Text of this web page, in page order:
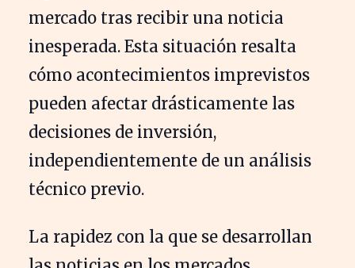
mercado tras recibir una noticia
inesperada. Esta situación resalta
cómo acontecimientos imprevistos
pueden afectar drásticamente las
decisiones de inversión,
independientemente de un análisis
técnico previo.
La rapidez con la que se desarrollan